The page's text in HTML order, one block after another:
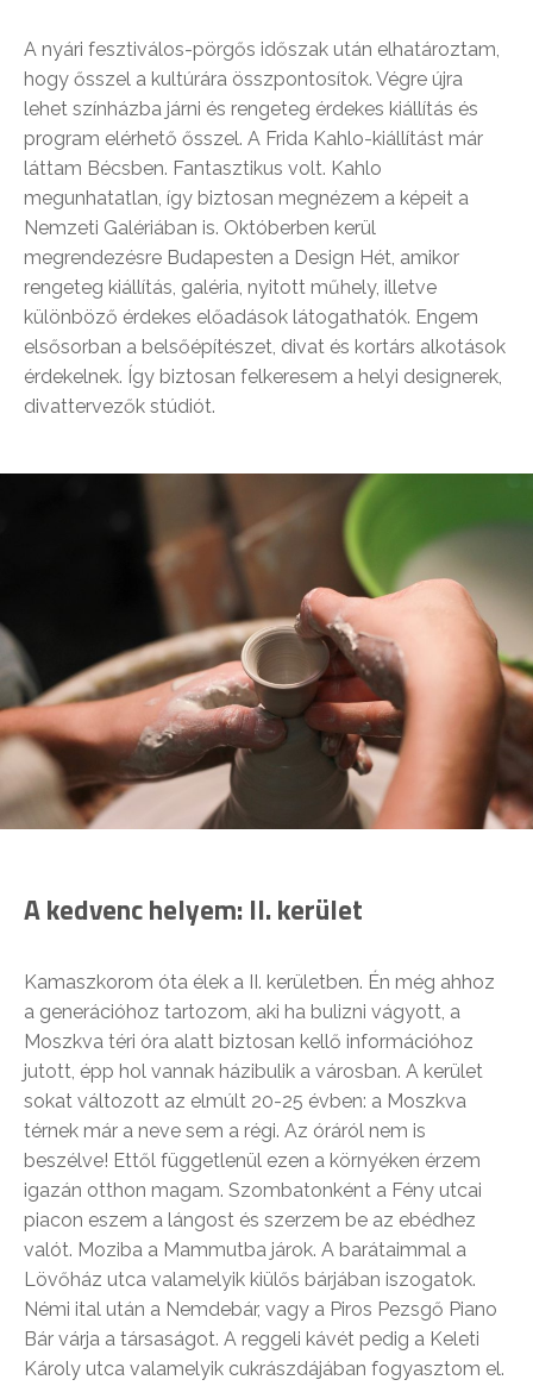
A nyári fesztiválos-pörgős időszak után elhatároztam,
hogy ősszel a kultúrára összpontosítok. Végre újra
lehet színházba járni és rengeteg érdekes kiállítás és
program elérhető ősszel. A Frida Kahlo-kiállítást már
láttam Bécsben. Fantasztikus volt. Kahlo
megunhatatlan, így biztosan megnézem a képeit a
Nemzeti Galériában is. Októberben kerül
megrendezésre Budapesten a Design Hét, amikor
rengeteg kiállítás, galéria, nyitott műhely, illetve
különböző érdekes előadások látogathatók. Engem
elsősorban a belsőépítészet, divat és kortárs alkotások
érdekelnek. Így biztosan felkeresem a helyi designerek,
divattervezők stúdiót.
A kedvenc helyem: II. kerület
Kamaszkorom óta élek a II. kerületben. Én még ahhoz
a generációhoz tartozom, aki ha bulizni vágyott, a
Moszkva téri óra alatt biztosan kellő információhoz
jutott, épp hol vannak házibulik a városban. A kerület
sokat változott az elmúlt 20-25 évben: a Moszkva
térnek már a neve sem a régi. Az óráról nem is
beszélve! Ettől függetlenül ezen a környéken érzem
igazán otthon magam. Szombatonként a Fény utcai
piacon eszem a lángost és szerzem be az ebédhez
valót. Moziba a Mammutba járok. A barátaimmal a
Lövőház utca valamelyik kiülős bárjában iszogatok.
Némi ital után a Nemdebár, vagy a Piros Pezsgő Piano
Bár várja a társaságot. A reggeli kávét pedig a Keleti
Károly utca valamelyik cukrászdájában fogyasztom el.